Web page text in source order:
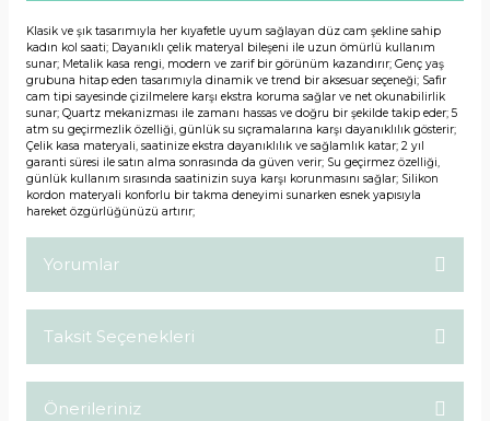
Klasik ve şık tasarımıyla her kıyafetle uyum sağlayan düz cam şekline sahip
kadın kol saati; Dayanıklı çelik materyal bileşeni ile uzun ömürlü kullanım
sunar; Metalik kasa rengi, modern ve zarif bir görünüm kazandırır; Genç yaş
grubuna hitap eden tasarımıyla dinamik ve trend bir aksesuar seçeneği; Safir
cam tipi sayesinde çizilmelere karşı ekstra koruma sağlar ve net okunabilirlik
sunar; Quartz mekanizması ile zamanı hassas ve doğru bir şekilde takip eder; 5
atm su geçirmezlik özelliği, günlük su sıçramalarına karşı dayanıklılık gösterir;
Çelik kasa materyali, saatinize ekstra dayanıklılık ve sağlamlık katar; 2 yıl
garanti süresi ile satın alma sonrasında da güven verir; Su geçirmez özelliği,
günlük kullanım sırasında saatinizin suya karşı korunmasını sağlar; Silikon
kordon materyali konforlu bir takma deneyimi sunarken esnek yapısıyla
hareket özgürlüğünüzü artırır;
Yorumlar
Taksit Seçenekleri
Önerileriniz